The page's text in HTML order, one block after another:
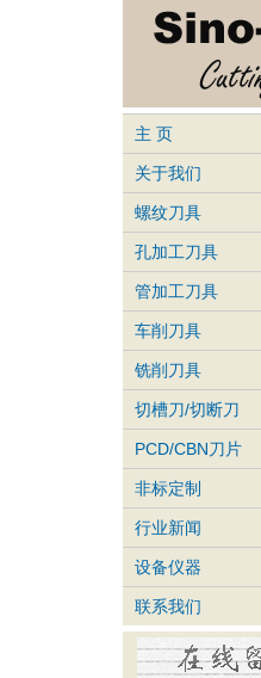
主 页
关于我们
螺纹刀具
孔加工刀具
管加工刀具
车削刀具
铣削刀具
切槽刀/切断刀
PCD/CBN刀片
非标定制
行业新闻
设备仪器
联系我们